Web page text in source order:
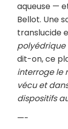
aqueuse —
Bellot. Une
translucide
dit-on, ce
interroge le
vécu et
dispositifs
—-